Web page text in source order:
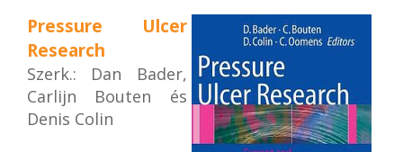
Pressure Ulcer
Research
Szerk.: Dan Bader,
Carlijn Bouten és
Denis Colin